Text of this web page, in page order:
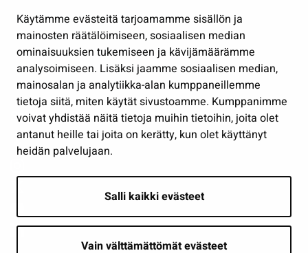
Käytämme evästeitä tarjoamamme sisällön ja
mainosten räätälöimiseen, sosiaalisen median
ominaisuuksien tukemiseen ja kävijämäärämme
analysoimiseen. Lisäksi jaamme sosiaalisen median,
mainosalan ja analytiikka-alan kumppaneillemme
tietoja siitä, miten käytät sivustoamme. Kumppanimme
voivat yhdistää näitä tietoja muihin tietoihin, joita olet
antanut heille tai joita on kerätty, kun olet käyttänyt
heidän palvelujaan.
Salli kaikki evästeet
Vain välttämättömät evästeet
Työ ja yrittäminen
Osallistu ja asioi
Näytä omat evästeasetukseni
Seuraa meitä